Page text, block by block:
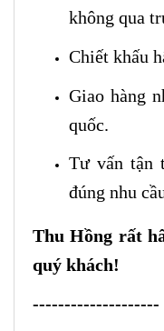
không qua
Chiết khấu
Giao hàng
quốc.
Tư vấn tận
đúng nhu
Thu Hồng rất
quý khách!
--------------------